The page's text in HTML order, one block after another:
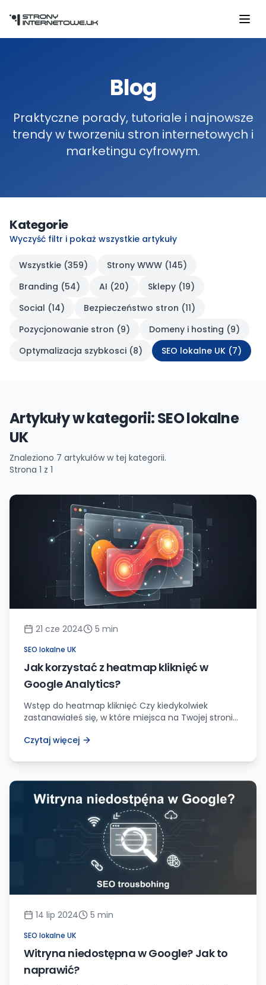
Blog
Praktyczne porady, tutoriale i najnowsze
trendy w tworzeniu stron internetowych i
marketingu cyfrowym.
Kategorie
Wyczyść filtr i pokaż wszystkie artykuły
Wszystkie (359) Strony WWW (145)
Branding (54) AI (20) Sklepy (19)
Social (14) Bezpieczeństwo stron (11)
Pozycjonowanie stron (9) Domeny i hosting (9)
Optymalizacja szybkosci (8) SEO lokalne UK (7)
Artykuły w kategorii: SEO lokalne
UK
Znaleziono 7 artykułów w tej kategorii.
Strona 1 z 1
21 cze 2024 5 min
SEO lokalne UK
Jak korzystać z heatmap kliknięć w
Google Analytics?
Wstęp do heatmap kliknięć Czy kiedykolwiek
zastanawiałeś się, w które miejsca na Twojej stronie
pewne elementy, które całkowicie ignorują?
optymalizacji Twojej strony i poprawy ogólnego
kliknięć w […]
Czytaj więcej
14 lip 2024 5 min
SEO lokalne UK
Witryna niedostępna w Google? Jak to
naprawić?